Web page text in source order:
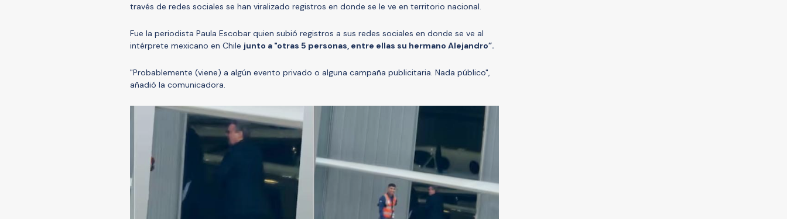
través de redes sociales se han viralizado registros en donde se le ve en territorio nacional.
Fue la periodista Paula Escobar quien subió registros a sus redes sociales en donde se ve al
intérprete mexicano en Chile junto a "otras 5 personas, entre ellas su hermano Alejandro”.
"Probablemente (viene) a algún evento privado o alguna campaña publicitaria. Nada público",
añadió la comunicadora.